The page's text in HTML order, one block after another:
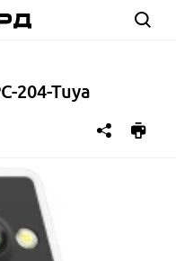
204-Tuya